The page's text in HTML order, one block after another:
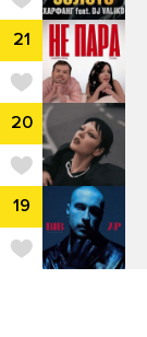
21
20
19